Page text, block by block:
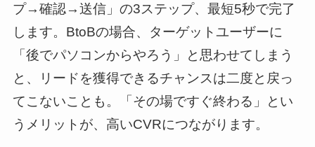
プ→確認→送信」の3ステップ、最短5秒で完了
します。BtoBの場合、ターゲットユーザーに
「後でパソコンからやろう」と思わせてしまう
と、リードを獲得できるチャンスは二度と戻っ
てこないことも。「その場ですぐ終わる」とい
うメリットが、高いCVRにつながります。